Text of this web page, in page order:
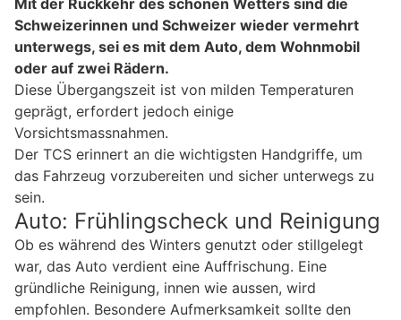
Mit der Rückkehr des schönen Wetters sind die
Schweizerinnen und Schweizer wieder vermehrt
unterwegs, sei es mit dem Auto, dem Wohnmobil
oder auf zwei Rädern.
Diese Übergangszeit ist von milden Temperaturen
geprägt, erfordert jedoch einige
Vorsichtsmassnahmen.
Der TCS erinnert an die wichtigsten Handgriffe, um
das Fahrzeug vorzubereiten und sicher unterwegs zu
sein.
Auto: Frühlingscheck und Reinigung
Ob es während des Winters genutzt oder stillgelegt
war, das Auto verdient eine Auffrischung. Eine
gründliche Reinigung, innen wie aussen, wird
empfohlen. Besondere Aufmerksamkeit sollte den